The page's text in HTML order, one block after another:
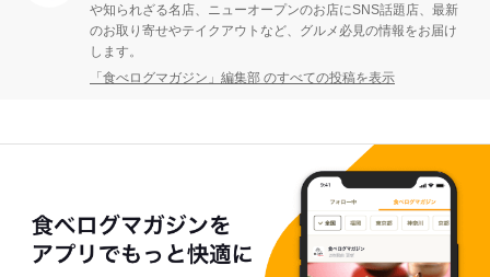
や知られざる名店、ニューオープンのお店にSNS話題店、最新
のお取り寄せやテイクアウトなど、グルメ必見の情報をお届け
します。
「食べログマガジン」編集部 のすべての投稿を表示